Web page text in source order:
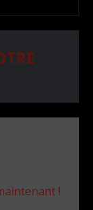
!